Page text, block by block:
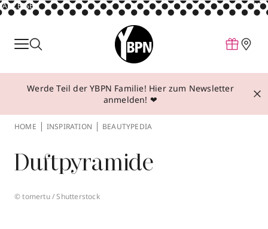
ANZEIGE
Parfum
Make-up
Behandlungen
Über YBPN
Aktionen
Werde Teil der YBPN Familie! Hier zum Newsletter
anmelden! ❤
HOME INSPIRATION BEAUTYPEDIA
Duftpyramide
© tomertu / Shutterstock